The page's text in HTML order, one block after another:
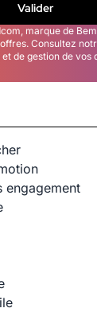
Valider
marque de
Consultez
et de gestion de vos
engagement